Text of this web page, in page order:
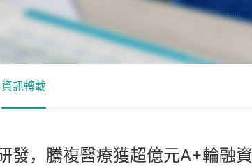
資訊轉載
發，騰複醫療獲超億元A+輪融資